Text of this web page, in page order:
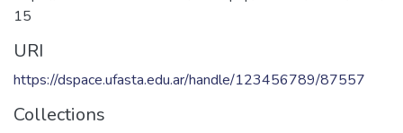
15
URI
https://dspace.ufasta.edu.ar/handle/123456789/87557
Collections